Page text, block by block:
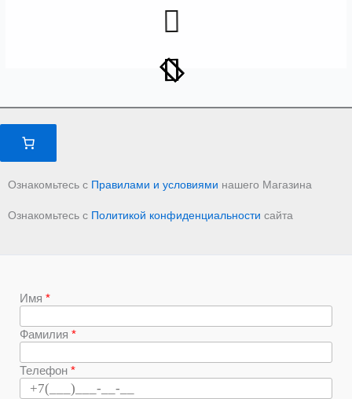
Ознакомьтесь с Правилами и условиями нашего Магазина
Ознакомьтесь с Политикой конфиденциальности сайта
Имя
Фамилия
Телефон